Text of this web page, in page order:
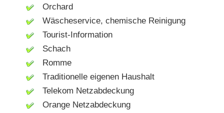
Orchard
Wäscheservice, chemische Reinigung
Tourist-Information
Schach
Romme
Traditionelle eigenen Haushalt
Telekom Netzabdeckung
Orange Netzabdeckung